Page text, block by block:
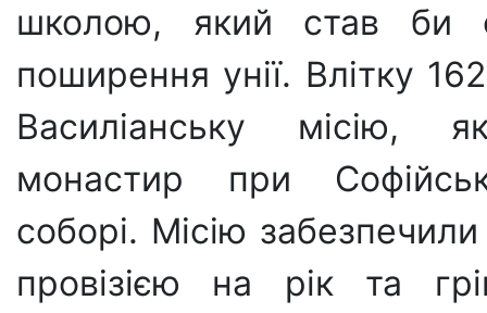
школою, який став би
поширення унії. Влітку
Василіанську мі­сію,
монастир при
соборі. Місію
провізією на рік та